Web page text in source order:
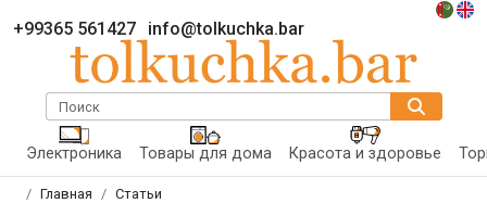
+99365 561427 info@tolkuchka.bar
Поиск
Электроника Товары для дома Красота и здоровье
Главная Статьи